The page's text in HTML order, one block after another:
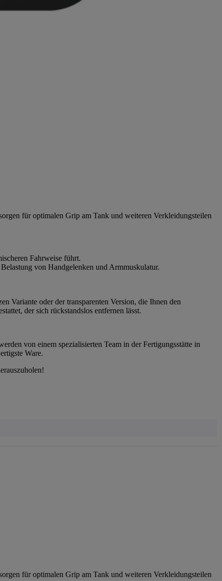
für optimalen Grip am Tank und weiteren Verkleidungsteilen
Fahrweise führt.
von Handgelenken und Armmuskulatur.
Variante oder der transparenten Version, die Ihnen den
der sich rückstandslos entfernen lässt.
von einem spezialisierten Team in der Fertigungsstätte in
Ware.
für optimalen Grip am Tank und weiteren Verkleidungsteilen